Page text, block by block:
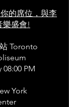
的席位，與李
樂盛會!
Toronto
08:00 PM
York